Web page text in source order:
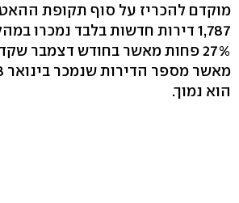
מוקדם להכריז על סוף תקופת
1,787 דירות חדשות בלבד נמכרו
הוא נמוך.